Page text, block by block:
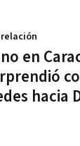
en
hacia